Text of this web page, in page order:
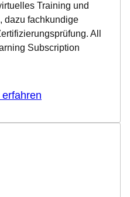
Training und
dazu fachkundige
All
Subscription